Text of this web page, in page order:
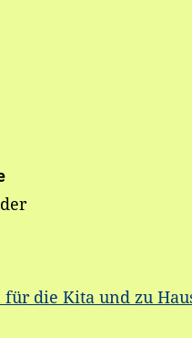
für die Kita und zu